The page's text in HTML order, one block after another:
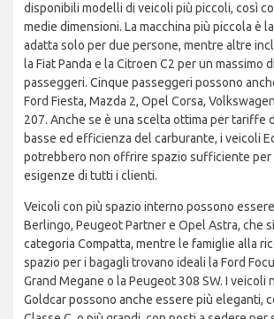
disponibili modelli di veicoli più piccoli, così
medie dimensioni. La macchina più piccola è
adatta solo per due persone, mentre altre
la Fiat Panda e la Citroen C2 per un massimo
passeggeri. Cinque passeggeri possono
Ford Fiesta, Mazda 2, Opel Corsa,
207. Anche se è una scelta ottima per tariffe
basse ed efficienza del carburante, i veicoli
potrebbero non offrire spazio sufficiente per
esigenze di tutti i clienti.
Veicoli con più spazio interno possono
Berlingo, Peugeot Partner e Opel Astra, che
categoria Compatta, mentre le famiglie alla
spazio per i bagagli trovano ideali la Ford
Grand Megane o la Peugeot 308 SW. I veicoli
Goldcar possono anche essere più eleganti,